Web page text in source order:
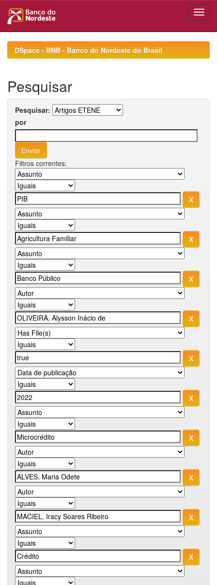
navigationDSpace - BNB - Banco do Nordeste do Brasil
Pesquisar
Pesquisar:
por
Filtros correntes: